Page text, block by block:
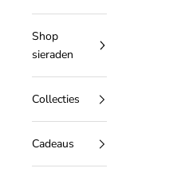
Shop
sieraden
Collecties
Cadeaus